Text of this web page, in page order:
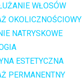
WŁOSÓW
OKOLICZNOŚCIOWY
NATRYSKOWE
ESTETYCZNA
PERMANENTNY